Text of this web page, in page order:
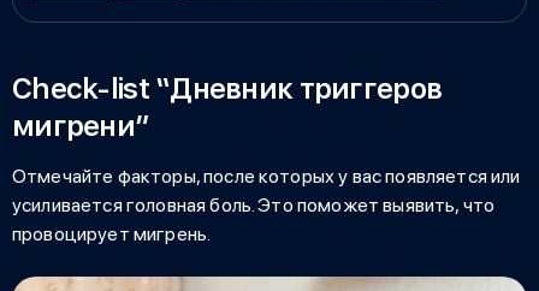
Check-list “Дневник триггеров
мигрени”
Отмечайте факторы, после которых у вас появляется или
усиливается головная боль. Это поможет выявить, что
провоцирует мигрень.